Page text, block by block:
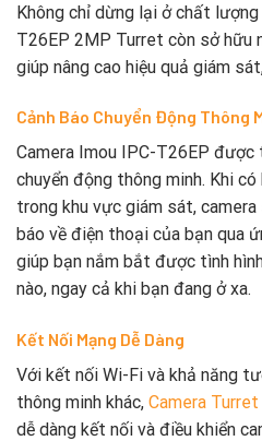
Không chỉ dừng lại ở chất lượng
T26EP 2MP Turret còn sở hữu
giúp nâng cao hiệu quả giám
Cảnh Báo Chuyển Động Thông
Camera Imou IPC-T26EP
chuyển động thông minh. Khi
trong khu vực giám sát,
báo về điện thoại của bạn qua
giúp bạn nắm bắt được tình
nào, ngay cả khi bạn đang ở xa.
Kết Nối Mạng Dễ Dàng
Với kết nối Wi-Fi và khả năng
thông minh khác, Camera
dễ dàng kết nối và điều khiển